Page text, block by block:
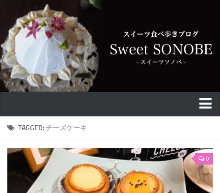
特集
スイーツ
ケーキ
TAGGED:チーズケーキ
0